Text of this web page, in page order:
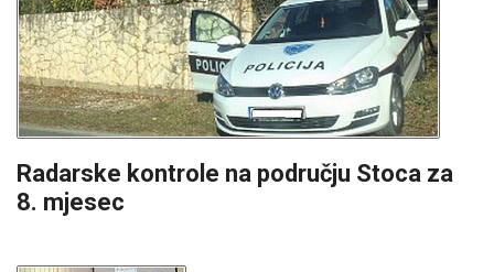
Radarske kontrole na području Stoca za
8. mjesec